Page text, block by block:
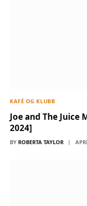
KAFÉ OG KLUBB
Joe and The
2024]
BY ROBERTA TAYLOR